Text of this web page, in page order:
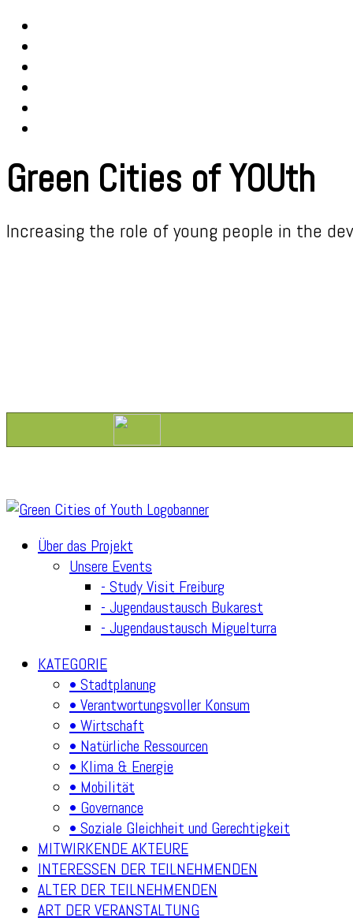
Green Cities of YOUth
Increasing the role of young people in the
Über das Projekt
Unsere Events
- Study Visit Freiburg
- Jugendaustausch Bukarest
- Jugendaustausch Miguelturra
KATEGORIE
• Stadtplanung
• Verantwortungsvoller Konsum
• Wirtschaft
• Natürliche Ressourcen
• Klima & Energie
• Mobilität
• Governance
• Soziale Gleichheit und Gerechtigkeit
MITWIRKENDE AKTEURE
INTERESSEN DER TEILNEHMENDEN
ALTER DER TEILNEHMENDEN
ART DER VERANSTALTUNG